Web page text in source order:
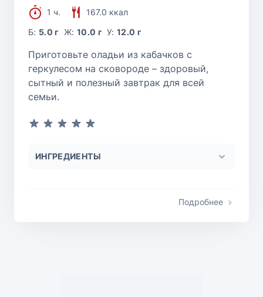
1 ч.
167.0 ккал
Б: 5.0 г Ж: 10.0 г У:12.0 г
Приготовьте оладьи из кабачков с
геркулесом на сковороде – здоровый,
сытный и полезный завтрак для всей
семьи.
ИНГРЕДИЕНТЫ
Подробнее